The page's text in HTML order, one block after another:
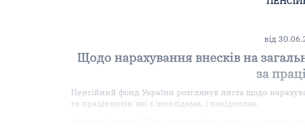
від
Щодо нарахування внесків на
за
Пенсійний фонд України розглянув листа щодо
за працівників, які є інвалідами, і повідомляє.